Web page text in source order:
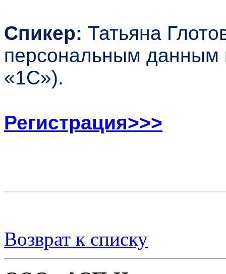
Спикер: Татьяна
персональным
«1С»).
Регистрация>>>
Возврат к списку